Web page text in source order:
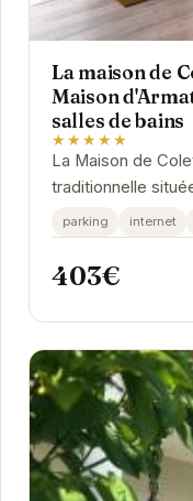
La maison de
Maison
salles de bains
★★★★★
La Maison de
traditionnelle
Elle dispose de
de...
parking internet
403€